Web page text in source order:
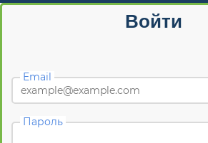
Войти
Email
Пароль